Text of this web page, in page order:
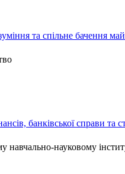
та спільне бачення
банківської справи та
навчально-науковому